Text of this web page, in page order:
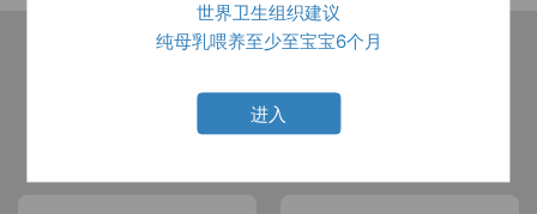
世界卫生组织建议
纯母乳喂养至少至宝宝6个月
进入
所有产品